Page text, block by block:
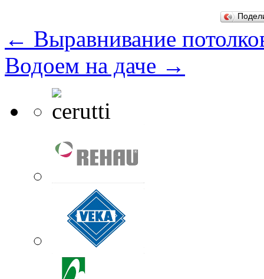
← Выравнивание
Водоем на даче →